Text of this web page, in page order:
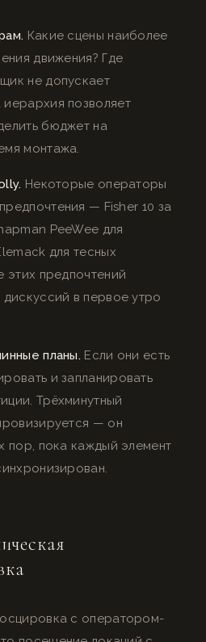
Какие сцены наиболее
движения? Где
не допускает
позволяет
бюджет на
монтажа.
Некоторые операторы
— Fisher 10 за
PeeWee для
для тесных
этих предпочтений
дискуссий в первое утро
планы. Если они есть
и запланировать
Трёхминутный
— он
пор, пока каждый элемент
с оператором-